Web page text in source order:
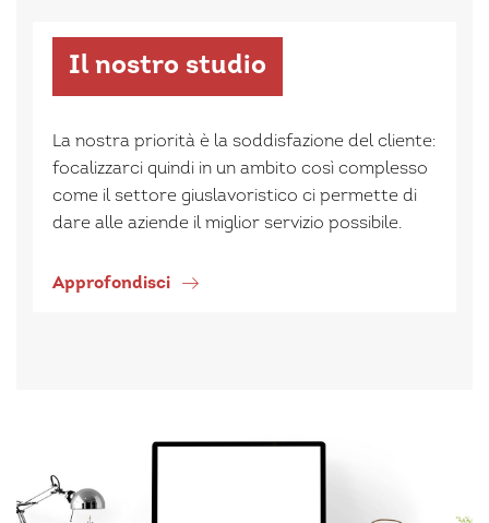
Il nostro studio
La nostra priorità è la soddisfazione del cliente:
focalizzarci quindi in un ambito così complesso
come il settore giuslavoristico ci permette di
dare alle aziende il miglior servizio possibile.
Approfondisci